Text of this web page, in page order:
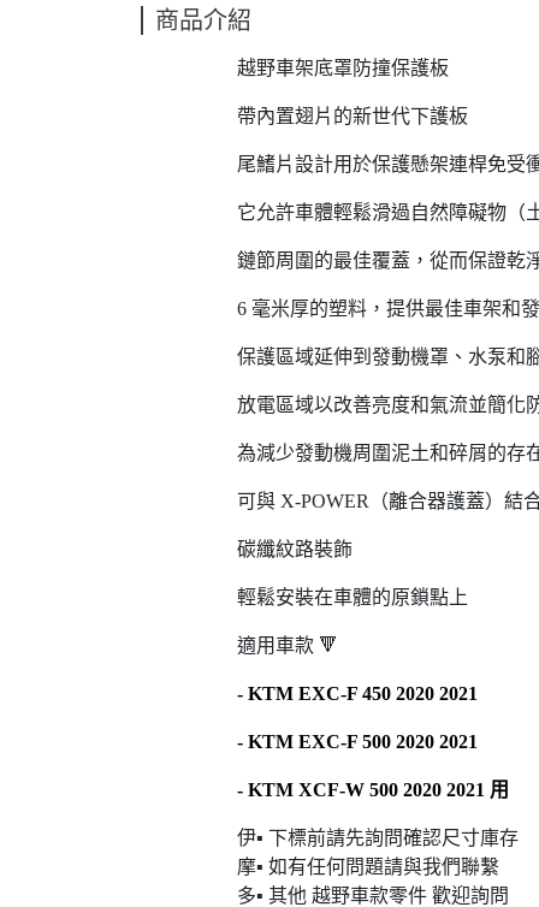
商品介紹
越野車架底罩防撞保護板
帶內置翅片的新世代下護板
尾鰭片設計用於保護懸架連桿免受
它允許車體輕鬆滑過自然障礙物（
鏈節周圍的最佳覆蓋，從而保證乾
6 毫米厚的塑料，提供最佳車架和
保護區域延伸到發動機罩、水泵和
放電區域以改善亮度和氣流並簡化
為減少發動機周圍泥土和碎屑的存
可與 X-POWER（離合器護蓋）結
碳纖紋路裝飾
輕鬆安裝在車體的原鎖點上
適用車款 🔻
- KTM EXC-F 450 2020 2021
- KTM EXC-F 500 2020 2021
- KTM XCF-W 500 2020 2021 用
伊▪ 下標前請先詢問確認尺寸庫存
摩▪ 如有任何問題請與我們聯繫
多▪ 其他 越野車款零件 歡迎詢問